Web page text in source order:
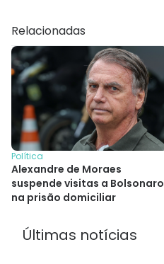
Relacionadas
Política
Alexandre de Moraes
suspende visitas a Bolsonaro
na prisão domiciliar
Últimas notícias